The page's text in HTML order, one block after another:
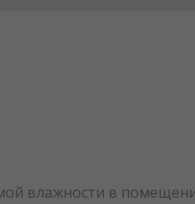
влажности в